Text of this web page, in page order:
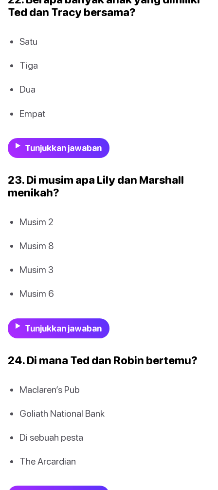
Ted dan Tracy bersama?
Satu
Tiga
Dua
Empat
Tunjukkan jawaban
23. Di musim apa Lily dan Marshall
menikah?
Musim 2
Musim 8
Musim 3
Musim 6
Tunjukkan jawaban
24. Di mana Ted dan Robin bertemu?
Maclaren’s Pub
Goliath National Bank
Di sebuah pesta
The Arcardian